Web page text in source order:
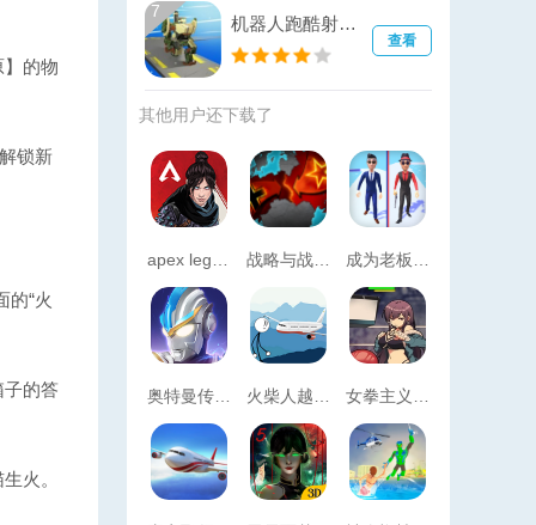
的物
锁新
的“火
子的答
火。
7
机器人跑酷射击(Robo Run)
查看
其他用户还下载了